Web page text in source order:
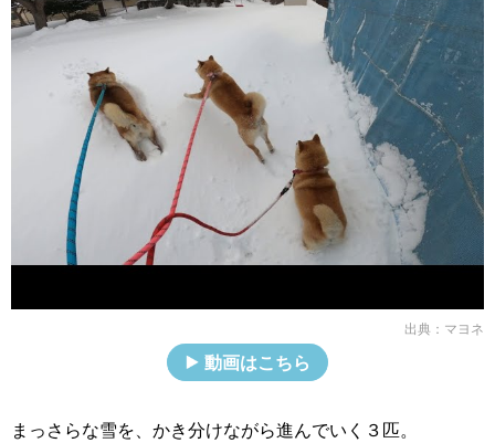
出典： マヨネ
動画はこちら
まっさらな雪を、かき分けながら進んでいく３匹。